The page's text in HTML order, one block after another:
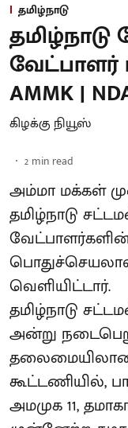
தமிழ்நாடு
தமிழ்நாடு
வேட்பாளர்
AMMK |
கிழக்கு நியூஸ்
2 min read
அம்மா மக்கள்
தமிழ்நாடு
வெளியிட்டார்.
தமிழ்நாடு
அன்று
கூட்டணியில்,
அமமுக 11,